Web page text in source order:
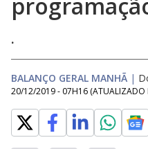
.
BALANÇO GERAL MANHÃ |
20/12/2019 - 07H16 (ATUALIZADO